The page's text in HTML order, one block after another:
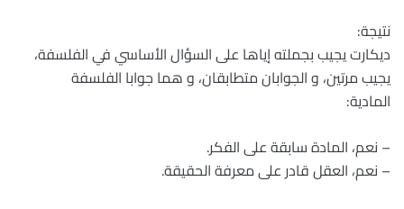
نتيجة:
ديكارت يجيب بجملته إياها على السؤال الأساسي في الفلسفة،
يجيب مرتين، و الجوابان متطابقان، و هما جوابا الفلسفة
المادية:
– نعم، المادة سابقة على الفكر.
– نعم، العقل قادر على معرفة الحقيقة.